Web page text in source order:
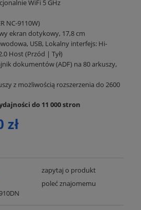
WiFi 5 GHz
NC-9110W)
ekran dotykowy, 17,8 cm
USB, Lokalny interfejs: Hi-
Host (Przód | Tył)
dokumentów (ADF) na 80 arkuszy,
z możliwością rozszerzenia do 2600
do 11 000 stron
zł
zapytaj o produkt
poleć znajomemu